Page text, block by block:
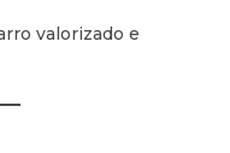
valorizado e